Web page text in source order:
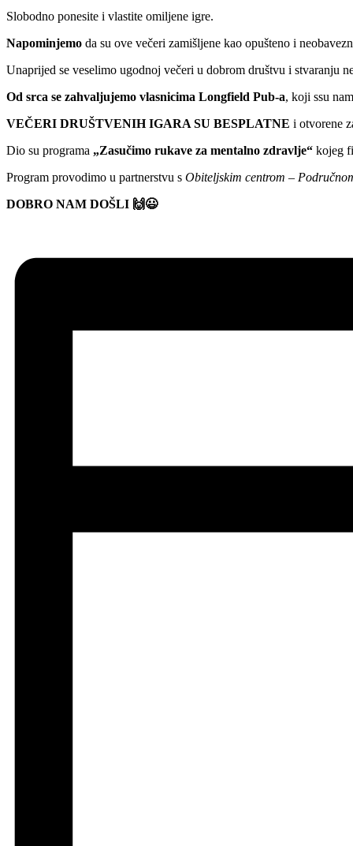
Slobodno ponesite i vlastite omiljene igre.
Napominjemo da su ove večeri zamišljene kao opušteno i
Unaprijed se veselimo ugodnoj večeri u dobrom društvu i stvaranju
Od srca se zahvaljujemo vlasnicima Longfield Pub-a, koji ssu
VEČERI DRUŠTVENIH IGARA SU BESPLATNE i otvorene
Dio su programa „Zasučimo rukave za mentalno zdravlje“ kojeg
Program provodimo u partnerstvu s Obiteljskim centrom –
DOBRO NAM DOŠLI 🙌😃